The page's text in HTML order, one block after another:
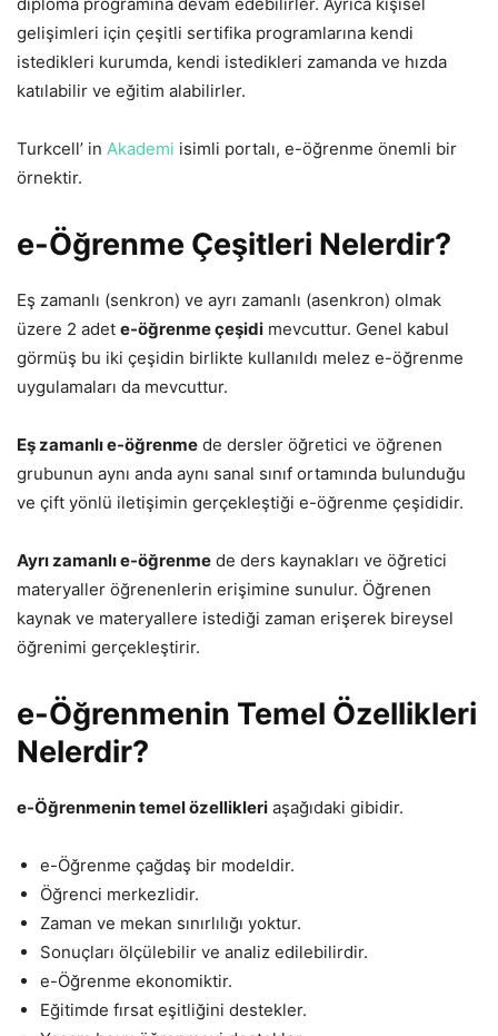
gelişimleri için çeşitli sertifika programlarına kendi
istedikleri kurumda, kendi istedikleri zamanda ve hızda
katılabilir ve eğitim alabilirler.
Turkcell’ in Akademi isimli portalı, e-öğrenme önemli bir
örnektir.
e-Öğrenme Çeşitleri Nelerdir?
Eş zamanlı (senkron) ve ayrı zamanlı (asenkron) olmak
üzere 2 adet e-öğrenme çeşidi mevcuttur. Genel kabul
görmüş bu iki çeşidin birlikte kullanıldı melez e-öğrenme
uygulamaları da mevcuttur.
Eş zamanlı e-öğrenme de dersler öğretici ve öğrenen
grubunun aynı anda aynı sanal sınıf ortamında bulunduğu
ve çift yönlü iletişimin gerçekleştiği e-öğrenme çeşididir.
Ayrı zamanlı e-öğrenme de ders kaynakları ve öğretici
materyaller öğrenenlerin erişimine sunulur. Öğrenen
kaynak ve materyallere istediği zaman erişerek bireysel
öğrenimi gerçekleştirir.
e-Öğrenmenin Temel Özellikleri
Nelerdir?
e-Öğrenmenin temel özellikleri aşağıdaki gibidir.
e-Öğrenme çağdaş bir modeldir.
Öğrenci merkezlidir.
Zaman ve mekan sınırlılığı yoktur.
Sonuçları ölçülebilir ve analiz edilebilirdir.
e-Öğrenme ekonomiktir.
Eğitimde fırsat eşitliğini destekler.